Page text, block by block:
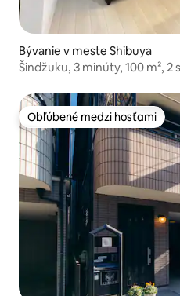
Bývanie v meste Shibuya
Šindžuku, 3 minúty, 100 m²,
Obľúbené medzi hosťami
Obľúbené medzi hosťami